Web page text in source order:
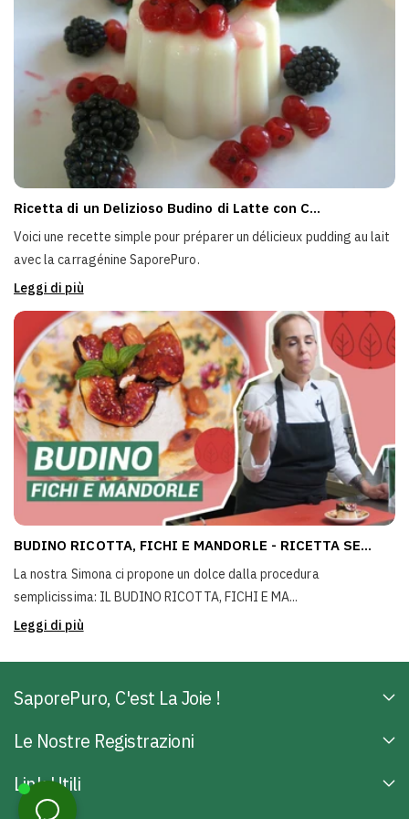
Ricetta di un Delizioso Budino di Latte con C...
Voici une recette simple pour préparer un délicieux pudding au lait
avec la carragénine SaporePuro.
Leggi di più
BUDINO RICOTTA, FICHI E MANDORLE - RICETTA SE...
La nostra Simona ci propone un dolce dalla procedura
semplicissima: IL BUDINO RICOTTA, FICHI E MA...
Leggi di più
SaporePuro, C'est La Joie !
Le Nostre Registrazioni
Link Utili